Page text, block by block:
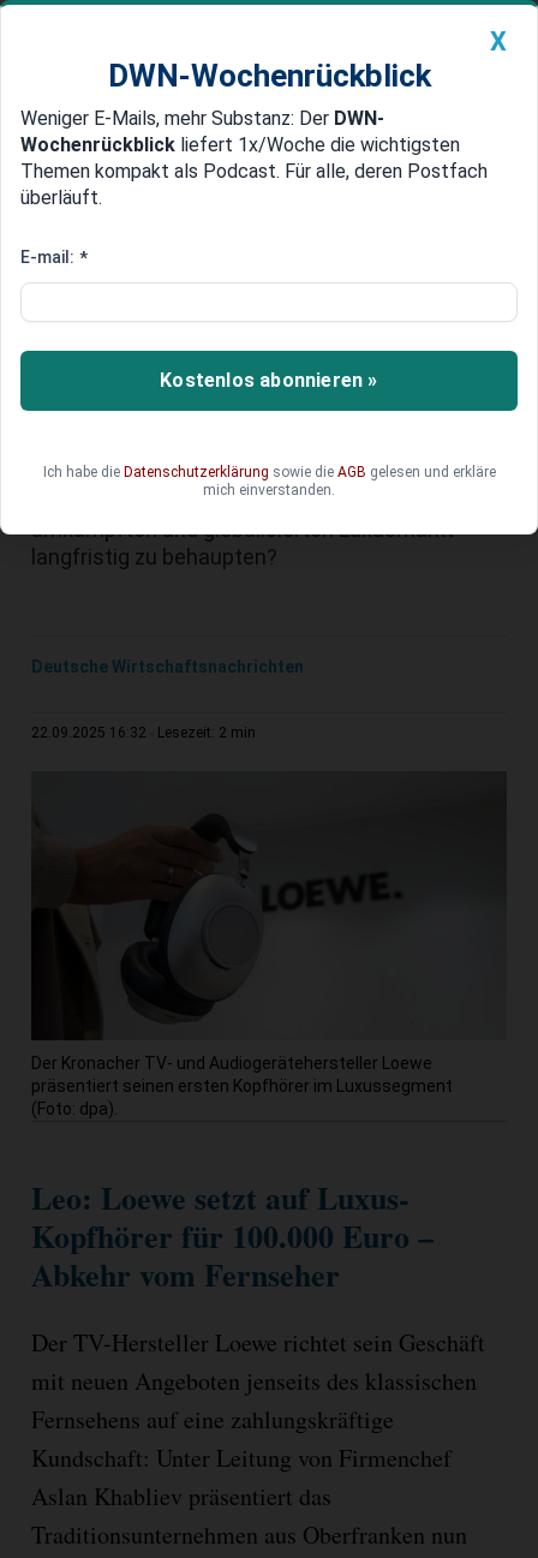
Newsticker MEIN DWN: Geldanlage Premium
Edelmetalle DWN-Magazin China
Leo: Loewe Luxus-Kopfhörer
Plan des TV-Herstellers auf?
Der TV-Hersteller Loewe überrascht mit einer
radikalen Neuausrichtung: Statt nur Fernseher
Kopfhörer, die Preise in ungeahnte Höhen treiben.
Doch gelingt es Loewe, sich in einem
umkämpften und globalisierten Luxusmarkt
langfristig zu behaupten?
Deutsche Wirtschaftsnachrichten
22.09.2025 16:32 Lesezeit: 2 min
Der Kronacher TV- und Audiogerätehersteller Loewe
präsentiert seinen ersten Kopfhörer im Luxussegment
(Foto: dpa).
Leo: Loewe setzt auf Luxus-
Kopfhörer für 100.000 Euro –
Abkehr vom Fernseher
Der TV-Hersteller Loewe richtet sein Geschäft
mit neuen Angeboten jenseits des klassischen
Fernsehens auf eine zahlungskräftige
Kundschaft: Unter Leitung von Firmenchef
Aslan Khabliev präsentiert das
Traditionsunternehmen aus Oberfranken nun
X
DWN-Wochenrückblick
Weniger E-Mails, mehr Substanz: Der DWN-
Wochenrückblick liefert 1x/Woche die wichtigsten
Themen kompakt als Podcast. Für alle, deren Postfach
überläuft.
E-mail: *
Kostenlos abonnieren »
Ich habe die Datenschutzerklärung sowie die AGB gelesen und erkläre
mich einverstanden.